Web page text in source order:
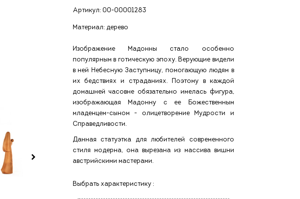
Артикул: 00-00001283
Материал: дерево
Изображение Мадонны стало особенно
популярным в готическую эпоху. Верующие видели
в ней Небесную Заступницу, помогающую людям в
их бедствиях и страданиях. Поэтому в каждой
домашней часовне обязательно имелась фигура,
изображающая Мадонну с ее Божественным
младенцем-сыном - олицетворение Мудрости и
Справедливости.
Данная статуэтка для любителей современного
стиля модерна, она вырезана из массива вишни
австрийскими мастерами.
Выбрать характеристику :